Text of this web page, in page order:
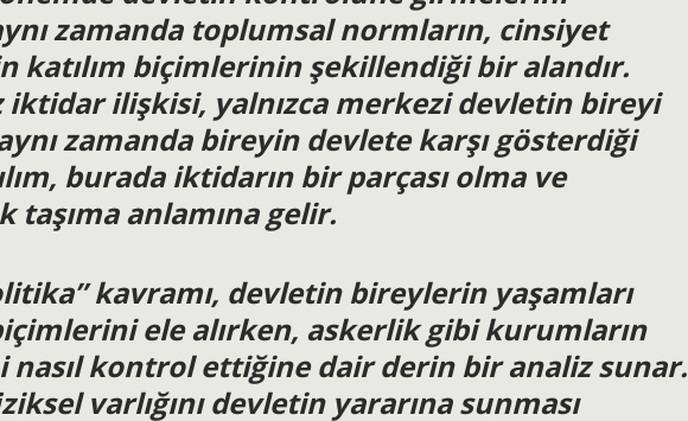
zamanda toplumsal normların, cinsiyet
biçimlerinin şekillendiği bir alandır.
ilişkisi, yalnızca merkezi devletin bireyi
zamanda bireyin devlete karşı gösterdiği
burada iktidarın bir parçası olma ve
anlamına gelir.
kavramı, devletin bireylerin yaşamları
ele alırken, askerlik gibi kurumların
kontrol ettiğine dair derin bir analiz sunar.
varlığını devletin yararına sunması